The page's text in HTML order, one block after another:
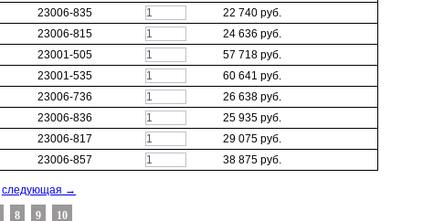
23006-835 22 740 руб.
23006-815 24 636 руб.
23001-505 57 718 руб.
23001-535 60 641 руб.
23006-736 26 638 руб.
23006-836 25 935 руб.
23006-817 29 075 руб.
23006-857 38 875 руб.
следующая →
8 9 10